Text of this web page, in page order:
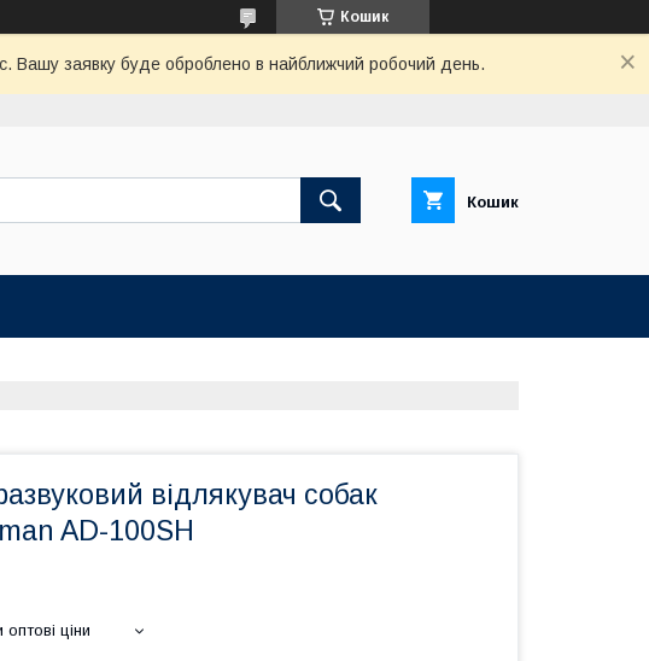
Кошик
Вашу заявку буде оброблено в найближчий робочий день.
Кошик
відлякувач собак
AD-100SH
ціни